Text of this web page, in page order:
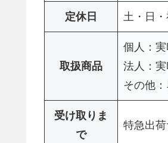
定休日 土・日
取扱商品
個人：
法人：
その他
受け取りま
で
特急出